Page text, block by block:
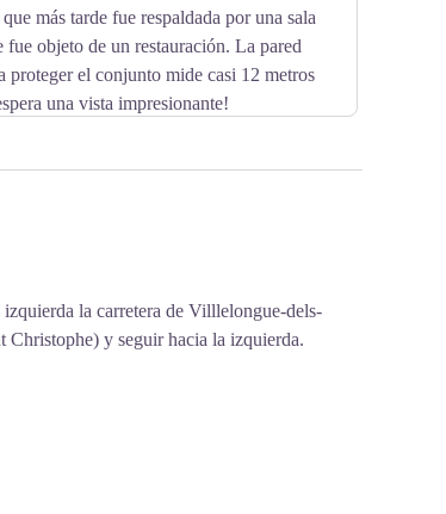
más tarde fue respaldada por una sala
fue objeto de un restauración. La pared
proteger el conjunto mide casi 12 metros
una vista impresionante!
la carretera de Villlelongue-dels-
Christophe) y seguir hacia la izquierda.